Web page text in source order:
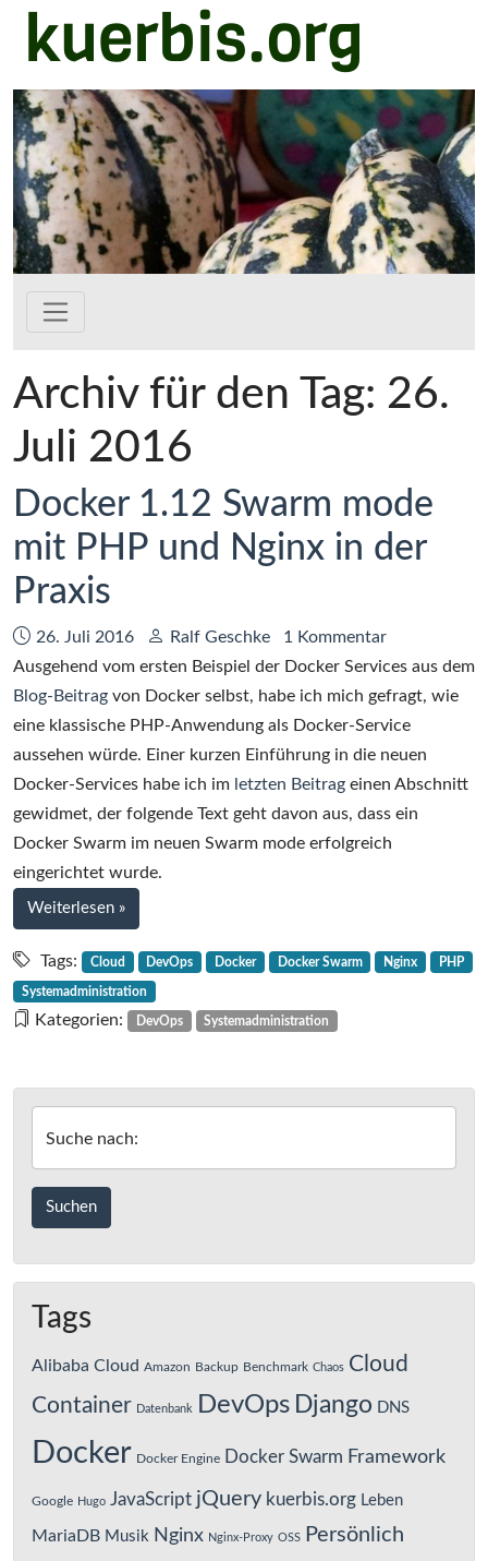
Zum Hauptinhalt springen
kuerbis.org
Archiv für den Tag: 26.
Juli 2016
Docker 1.12 Swarm mode
mit PHP und Nginx in der
Praxis
Datum:
26. Juli 2016 Autor:
Ralf Geschke
1 Kommentar
Ausgehend vom ersten Beispiel der Docker Services aus dem
Blog-Beitrag von Docker selbst, habe ich mich gefragt, wie
eine klassische PHP-Anwendung als Docker-Service
aussehen würde. Einer kurzen Einführung in die neuen
Docker-Services habe ich im letzten Beitrag einen Abschnitt
gewidmet, der folgende Text geht davon aus, dass ein
Docker Swarm im neuen Swarm mode erfolgreich
eingerichtet wurde.
Weiterlesen bei
Docker
1.12
Swarm
mode
und
in
der
»
Tags: Cloud DevOps Docker Docker Swarm Nginx PHP
Systemadministration
Kategorien: DevOps Systemadministration
Suche nach:
Tags
Alibaba Cloud Amazon Backup Benchmark Chaos Cloud
Container Datenbank DevOps Django DNS
Docker Docker Engine Docker Swarm Framework
Google Hugo JavaScript jQuery kuerbis.org Leben
MariaDB Musik Nginx Nginx-Proxy OSS Persönlich